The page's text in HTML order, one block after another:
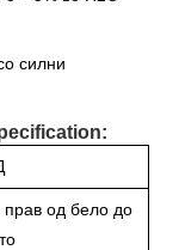
силни
прав од бело до